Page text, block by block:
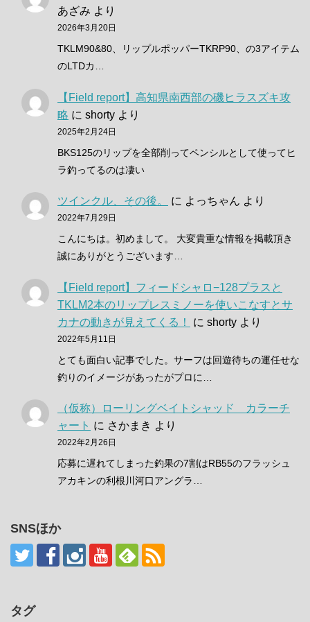
あざみ より
2026年3月20日
TKLM90&80、リップルポッパーTKRP90、の3アイテム
のLTDカ…
【Field report】高知県南西部の磯ヒラスズキ攻
略 に shorty より
2025年2月24日
BKS125のリップを全部削ってペンシルとして使ってヒ
ラ釣ってるのは凄い
ツインクル、その後。 に よっちゃん より
2022年7月29日
こんにちは。初めまして。 大変貴重な情報を掲載頂き
誠にありがとうございます…
【Field report】フィードシャロ−128プラスと
TKLM2本のリップレスミノーを使いこなすとサ
カナの動きが見えてくる！
に shorty より
2022年5月11日
とても面白い記事でした。サーフは回遊待ちの運任せな
釣りのイメージがあったがプロに…
（仮称）ローリングベイトシャッド カラーチ
ャート に さかまき より
2022年2月26日
応募に遅れてしまった釣果の7割はRB55のフラッシュ
アカキンの利根川河口アングラ…
SNSほか
タグ